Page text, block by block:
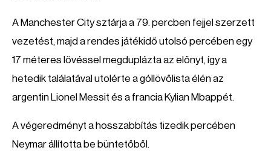
A Manchester City sztárja a 79. percben fejjel szerzett
vezetést, majd a rendes játékidő utolsó percében egy
17 méteres lövéssel megduplázta az előnyt, így a
hetedik találatával utolérte a góllövőlista élén az
argentin Lionel Messit és a francia Kylian Mbappét.
A végeredményt a hosszabbítás tizedik percében
Neymar állította be büntetőből.